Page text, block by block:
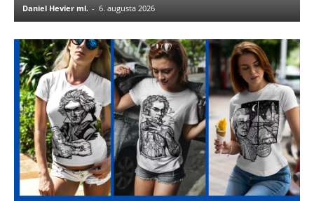
Daniel Hevier ml. - 6. augusta 2026